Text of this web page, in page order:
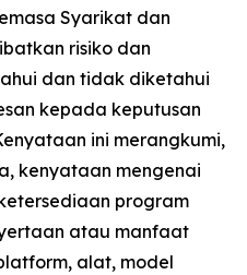
Syarikat dan
risiko dan
dan tidak diketahui
kepada keputusan
ini merangkumi,
kenyataan mengenai
program
atau manfaat
alat, model